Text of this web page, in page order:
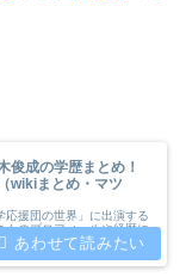
俊成の学歴まとめ！
wikiまとめ・マツ
応援団の世界」に出演する
んのプロフィールや経歴に
。年齢や出身地・学歴
紹介した上で早稲田大学応
します。